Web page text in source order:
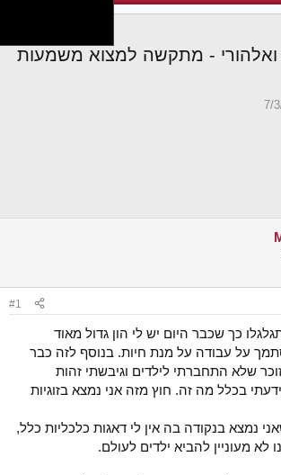
ואלהורי - מתקשה למצוא משמעות
7/
#1
30 וחיי התגלגלו כך שכבר היום יש לי הון גדול מאוד
על עבודה על מנת חיות. בנוסף לזה כבר
שלא התחברתי לילדים וגיבשתי זהות
בכלל מה זה. חוץ מזה אני נמצא בזוגיות
נמצא בנקודה בה אין לי דאגות כלכליות כלל,
מעוניין להביא ילדים לעולם.